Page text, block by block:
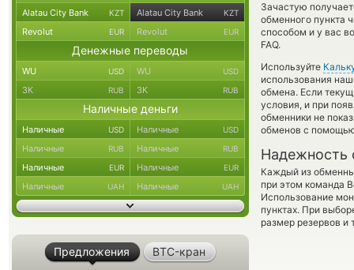
Зачастую
обменного пункта
способом и у вас
FAQ.
Используйте
использования
обмена. Если
условия, и при
обменники не
обменов с
Надежность
Каждый из
при этом команда
Использование
пунктах. При
размер резервов и
Alatau City Bank KZT Alatau City Bank KZT
Revolut EUR Revolut EUR
Денежные переводы
WU USD WU USD
ЗК RUB ЗК RUB
Наличные деньги
Наличные USD Наличные USD
Наличные RUB Наличные RUB
Наличные EUR Наличные EUR
Наличные UAH Наличные UAH
Предложения BTC-кран